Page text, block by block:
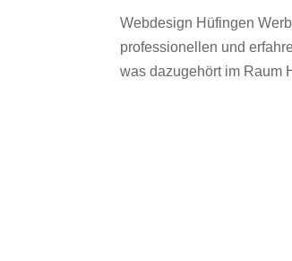
Webdesign Hüfingen
professionellen und
was dazugehört im Raum